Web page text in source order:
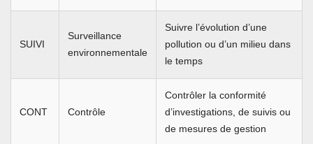
SUIVI
Surveillance
environnementale
Suivre l’évolution d’une
pollution ou d’un milieu dans
le temps
CONT Contrôle
Contrôler la conformité
d’investigations, de suivis ou
de mesures de gestion